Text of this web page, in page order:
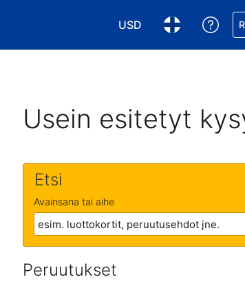
USD
Valitse valuutta.
Valitse kieli.
Usein esitetyt
Etsi
Avainsana tai aihe
Peruutukset